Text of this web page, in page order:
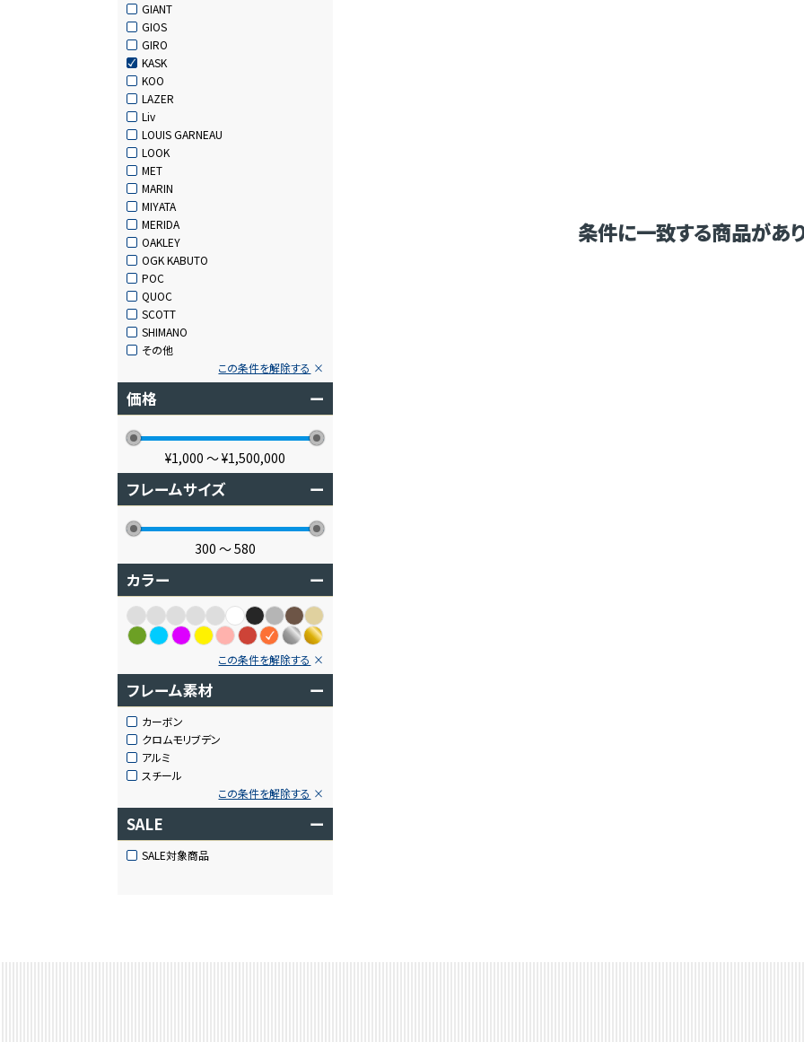
GIANT
GIOS
GIRO
KASK
KOO
LAZER
Liv
LOUIS GARNEAU
LOOK
MET
MARIN
MIYATA
MERIDA
OAKLEY
OGK KABUTO
POC
QUOC
SCOTT
SHIMANO
その他
この条件を解除する
価格 ー
¥1,000 〜¥1,500,000
フレームサイズ ー
300 〜580
カラー ー
この条件を解除する
フレーム素材 ー
カーボン
クロムモリブデン
アルミ
スチール
この条件を解除する
SALE ー
SALE対象商品
条件に一致する商品があ